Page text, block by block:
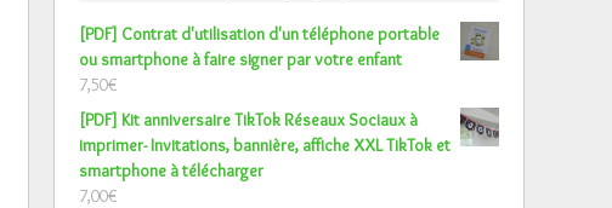
[PDF] Contrat d'utilisation d'un téléphone portable
ou smartphone à faire signer par votre enfant
7,50€
[PDF] Kit anniversaire TikTok Réseaux Sociaux à
imprimer- Invitations, bannière, affiche XXL TikTok et
smartphone à télécharger
7,00€